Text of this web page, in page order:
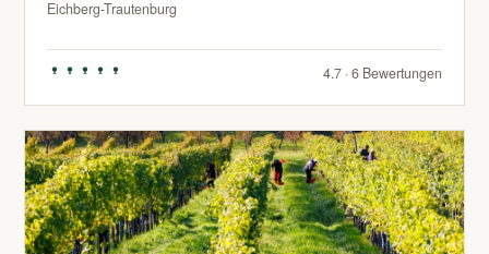
Eichberg-Trautenburg
4.7 · 6 Bewertungen